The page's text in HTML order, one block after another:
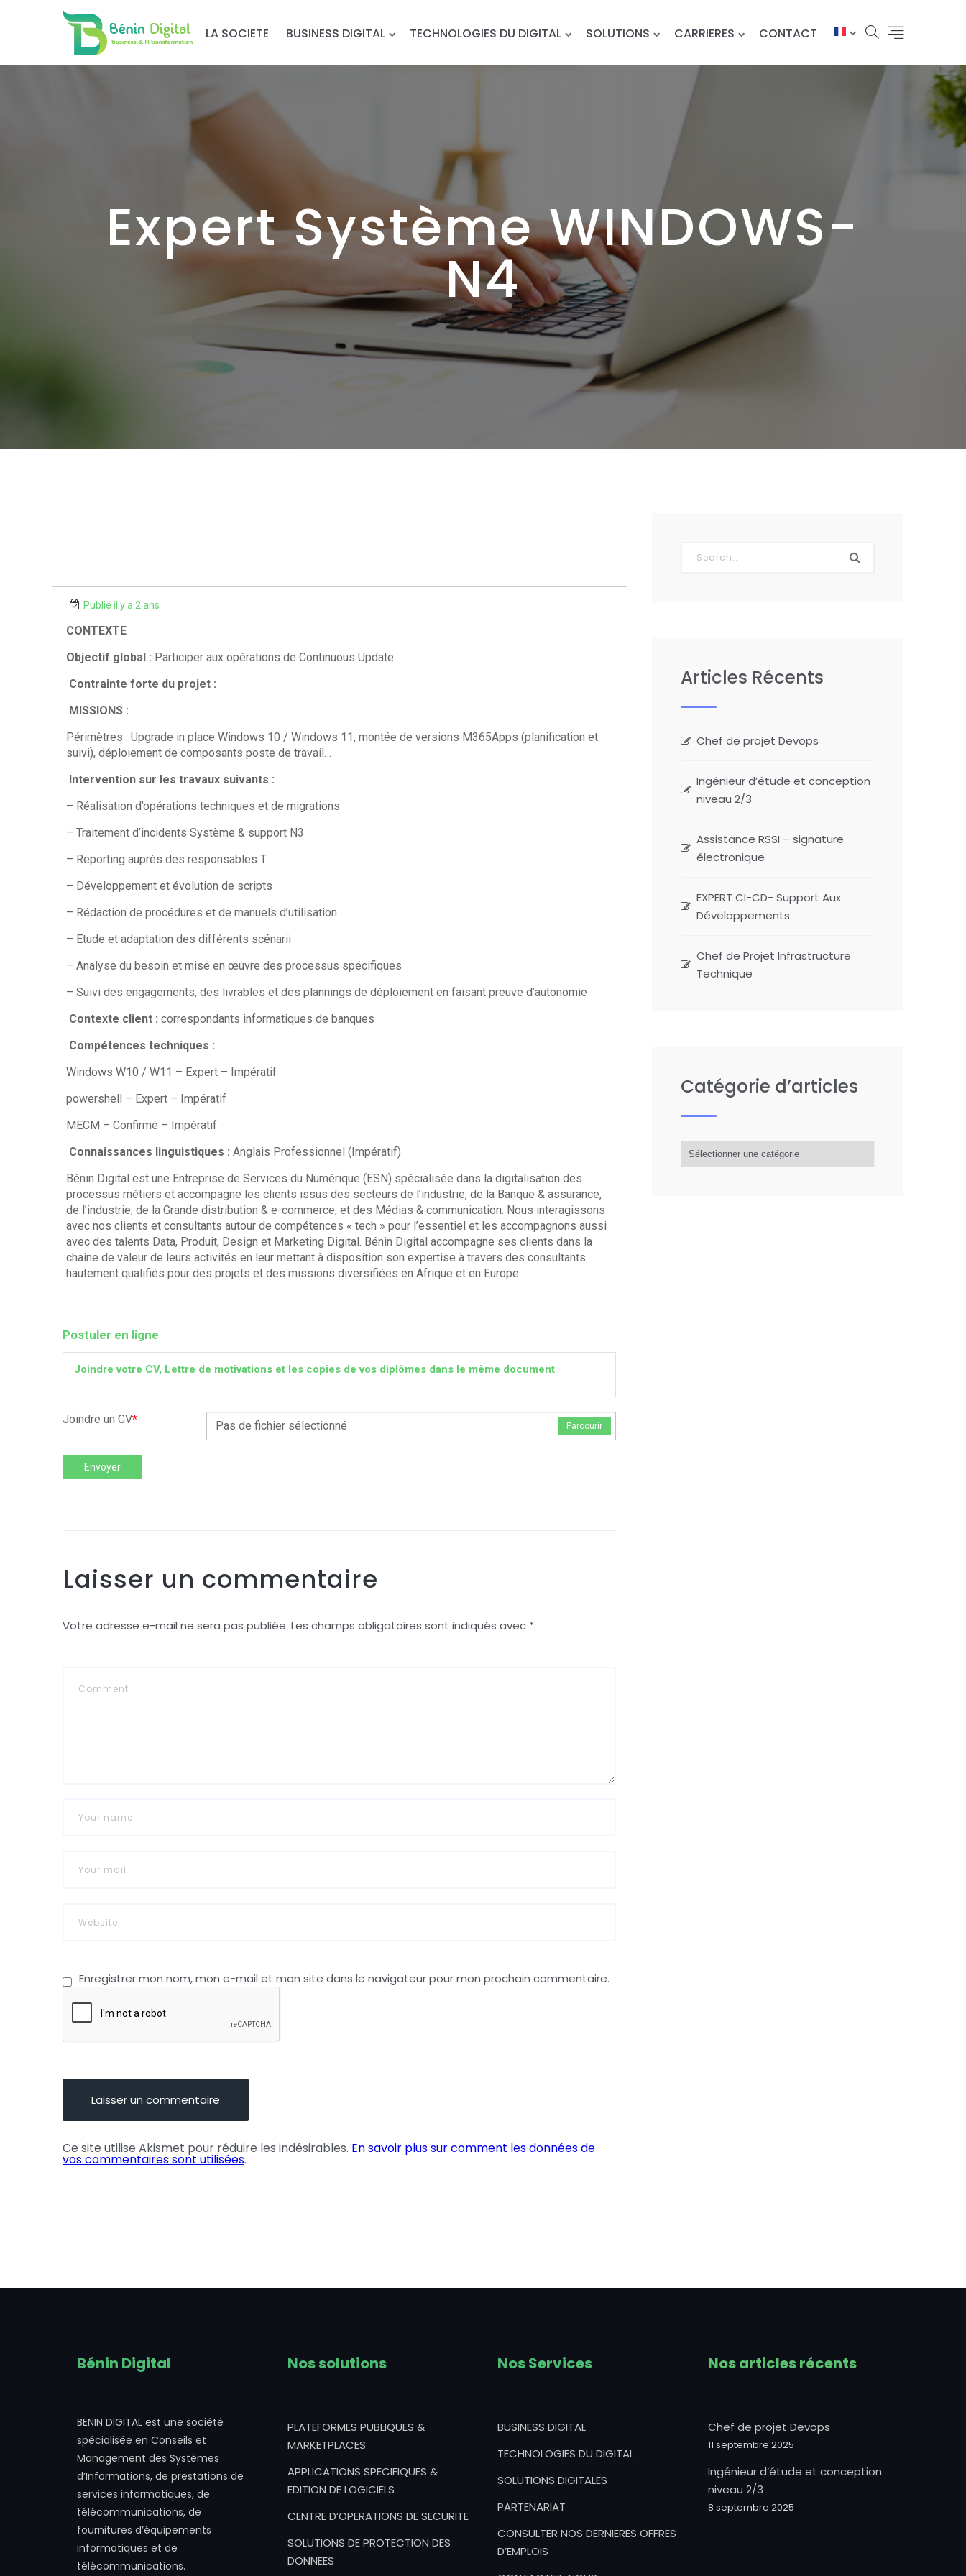
LA SOCIETE BUSINESS DIGITAL TECHNOLOGIES DU DIGITAL SOLUTIONS CARRIERES CONTACT
Expert Système WINDOWS-
N4
Publié il y a 2 ans
CONTEXTE
Objectif global : Participer aux opérations de Continuous Update
Contrainte forte du projet :
MISSIONS :
Périmètres : Upgrade in place Windows 10 / Windows 11, montée de versions M365Apps (planification et
suivi), déploiement de composants poste de travail…
Intervention sur les travaux suivants :
– Réalisation d’opérations techniques et de migrations
– Traitement d’incidents Système & support N3
– Reporting auprès des responsables T
– Développement et évolution de scripts
– Rédaction de procédures et de manuels d’utilisation
– Etude et adaptation des différents scénarii
– Analyse du besoin et mise en œuvre des processus spécifiques
– Suivi des engagements, des livrables et des plannings de déploiement en faisant preuve d’autonomie
Contexte client : correspondants informatiques de banques
Compétences techniques :
Windows W10 / W11 – Expert – Impératif
powershell – Expert – Impératif
MECM – Confirmé – Impératif
Connaissances linguistiques : Anglais Professionnel (Impératif)
Bénin Digital est une Entreprise de Services du Numérique (ESN) spécialisée dans la digitalisation des
processus métiers et accompagne les clients issus des secteurs de l’industrie, de la Banque & assurance,
de l’industrie, de la Grande distribution & e-commerce, et des Médias & communication. Nous interagissons
avec nos clients et consultants autour de compétences « tech » pour l’essentiel et les accompagnons aussi
avec des talents Data, Produit, Design et Marketing Digital. Bénin Digital accompagne ses clients dans la
chaine de valeur de leurs activités en leur mettant à disposition son expertise à travers des consultants
hautement qualifiés pour des projets et des missions diversifiées en Afrique et en Europe.
Postuler en ligne
Joindre votre CV, Lettre de motivations et les copies de vos diplômes dans le même document
Joindre un CV* Pas de fichier sélectionné Parcourir
Envoyer
Laisser un commentaire
Votre adresse e-mail ne sera pas publiée. Les champs obligatoires sont indiqués avec *
Enregistrer mon nom, mon e-mail et mon site dans le navigateur pour mon prochain commentaire.
Ce site utilise Akismet pour réduire les indésirables. En savoir plus sur comment les données de
vos commentaires sont utilisées.
Articles Récents
Chef de projet Devops
Ingénieur d’étude et conception
niveau 2/3
Assistance RSSI – signature
électronique
EXPERT CI-CD- Support Aux
Développements
Chef de Projet Infrastructure
Technique
Catégorie d’articles
d’articles
Bénin Digital
BENIN DIGITAL est une société
spécialisée en Conseils et
Management des Systèmes
d’Informations, de prestations de
services informatiques, de
télécommunications, de
fournitures d’équipements
informatiques et de
télécommunications.
Nos solutions
PLATEFORMES PUBLIQUES &
MARKETPLACES
APPLICATIONS SPECIFIQUES &
EDITION DE LOGICIELS
CENTRE D’OPERATIONS DE SECURITE
SOLUTIONS DE PROTECTION DES
DONNEES
Nos Services
BUSINESS DIGITAL
TECHNOLOGIES DU DIGITAL
SOLUTIONS DIGITALES
PARTENARIAT
CONSULTER NOS DERNIERES OFFRES
D’EMPLOIS
Nos articles récents
Chef de projet Devops
11 septembre 2025
Ingénieur d’étude et conception
niveau 2/3
8 septembre 2025